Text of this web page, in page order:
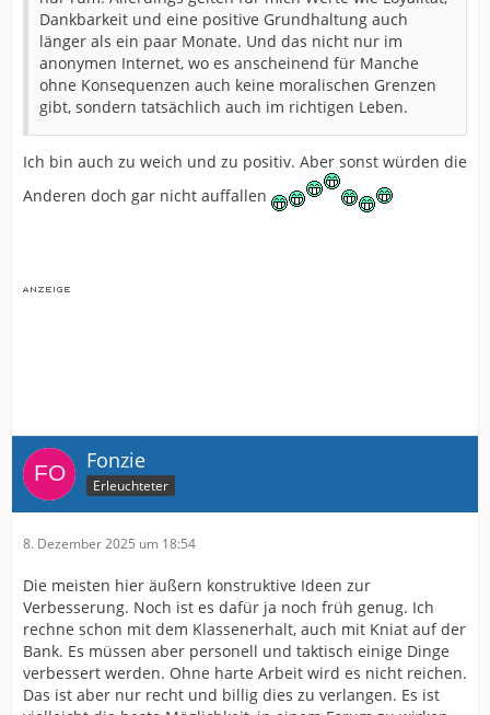
Dankbarkeit und eine positive Grundhaltung auch
länger als ein paar Monate. Und das nicht nur im
anonymen Internet, wo es anscheinend für Manche
ohne Konsequenzen auch keine moralischen Grenzen
gibt, sondern tatsächlich auch im richtigen Leben.
Ich bin auch zu weich und zu positiv. Aber sonst würden die
Anderen doch gar nicht auffallen
Fonzie
Erleuchteter
8. Dezember 2025 um 18:54
Die meisten hier äußern konstruktive Ideen zur
Verbesserung. Noch ist es dafür ja noch früh genug. Ich
rechne schon mit dem Klassenerhalt, auch mit Kniat auf der
Bank. Es müssen aber personell und taktisch einige Dinge
verbessert werden. Ohne harte Arbeit wird es nicht reichen.
Das ist aber nur recht und billig dies zu verlangen. Es ist